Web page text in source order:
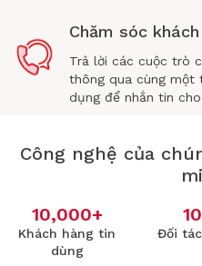
Chăm sóc
Trả lời các cuộc trò
thông qua cùng một
dụng để nhắn tin
Công nghệ của
10,000+
Khách hàng tin
dùng
Đối